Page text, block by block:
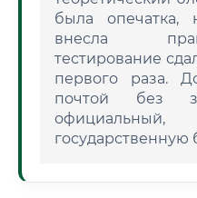
была опечатка,
внесла
тестирование
первого раза.
почтой без
государственную